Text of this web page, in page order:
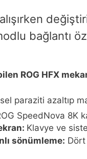
bağlantı
ROG HFX
paraziti azaltıp
SpeedNova 8K
Klavye ve
sönümleme: